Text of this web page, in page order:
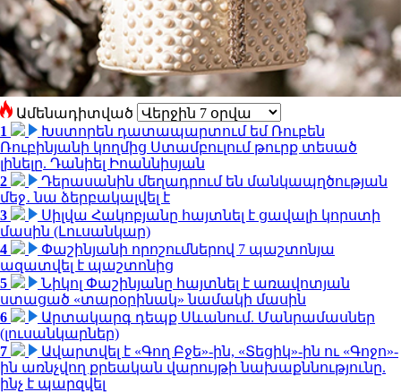
Ամենադիտված
1
Խստորեն դատապարտում եմ Ռուբեն
Ռուբինյանի կողմից Ստամբուլում թուրք տեսած
լինելը. Դանիել Իոաննիսյան
2
Դերասանին մեղադրում են մանկապղծության
մեջ․ նա ձերբակալվել է
3
Սիլվա Հակոբյանը հայտնել է ցավալի կորստի
մասին (Լուսանկար)
4
Փաշինյանի որոշումներով 7 պաշտոնյա
ազատվել է պաշտոնից
5
Նիկոլ Փաշինյանը հայտնել է առավոտյան
ստացած «տարօրինակ» նամակի մասին
6
Արտակարգ դեպք Սևանում. Մանրամասներ
(լուսանկարներ)
7
Ավարտվել է «Գող Բջե»-ին, «Տեցիկ»-ին ու «Գոջո»-
ին առնչվող քրեական վարույթի նախաքննությունը.
ինչ է պարզվել